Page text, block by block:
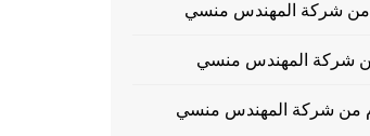
من شركة المهندس منسي
شركة المهندس منسي
من شركة المهندس منسي